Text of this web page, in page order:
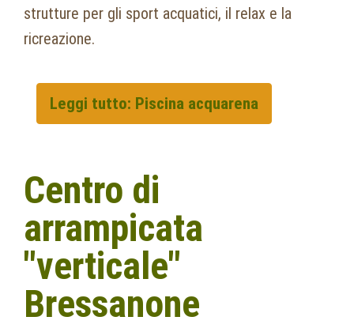
strutture per gli sport acquatici, il relax e la
ricreazione.
Leggi tutto: Piscina acquarena
Centro di
arrampicata
"verticale"
Bressanone